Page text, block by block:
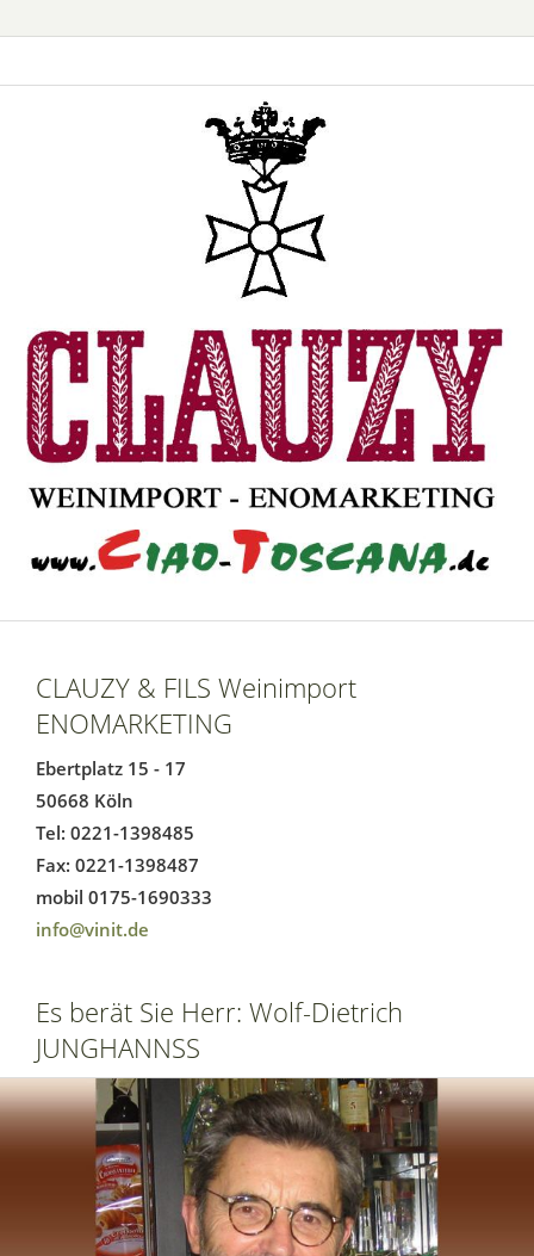
CLAUZY & FILS Weinimport
ENOMARKETING
Ebertplatz 15 - 17
50668 Köln
Tel: 0221-1398485
Fax: 0221-1398487
mobil 0175-1690333
info@vinit.de
Es berät Sie Herr: Wolf-Dietrich
JUNGHANNSS